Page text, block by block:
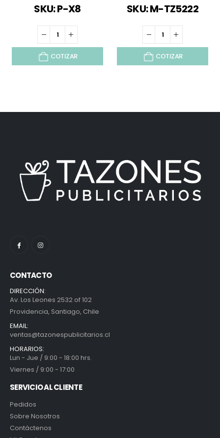
SKU: P-X8
COTIZAR
SKU: M-TZ5222
COTIZAR
CONTACTO
DIRECCIÓN:
Av. Los Leones 2532 of 102
Providencia, Santiago, Chile
EMAIL:
ventas@tazonespublicitarios.cl
HORARIOS:
Lun - Jue / 9:00 - 18:00 hrs.
Viernes / 9:00 - 17:00
SERVICIO AL CLIENTE
Pedidos
Sobre Nosotros
Contáctenos